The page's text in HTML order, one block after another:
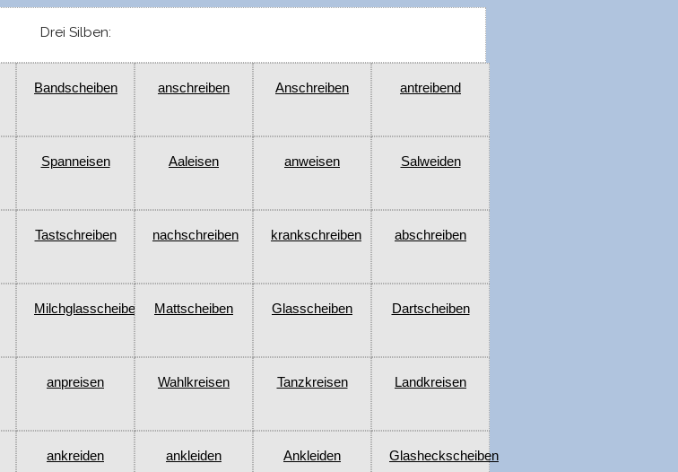
Drei Silben:
Bandscheiben anschreiben Anschreiben antreibend
Spanneisen Aaleisen anweisen Salweiden
Tastschreiben nachschreiben krankschreiben abschreiben
Milchglasscheiben Mattscheiben Glasscheiben Dartscheiben
anpreisen Wahlkreisen Tanzkreisen Landkreisen
ankreiden ankleiden Ankleiden Glasheckscheiben